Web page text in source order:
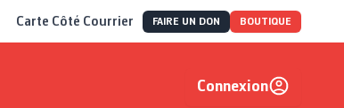
Carte Côté Courrier FAIRE UN DON BOUTIQUE
Connexion